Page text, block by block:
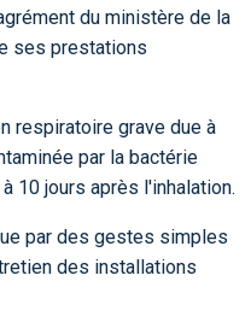
du ministère de la
ses prestations
respiratoire grave due à
par la bactérie
10 jours après l'inhalation.
par des gestes simples
des installations